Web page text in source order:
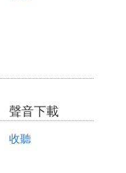
聲音下載
收聽